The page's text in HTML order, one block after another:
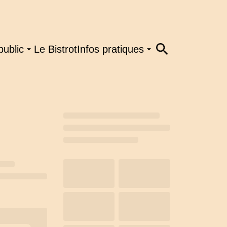
Le BistrotInfos pratiques